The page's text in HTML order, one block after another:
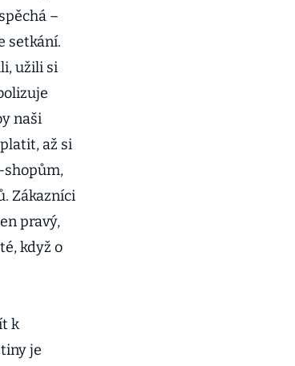
–
setkání.
užili si
naši
až si
shopům,
Zákazníci
pravý,
když o
k
je